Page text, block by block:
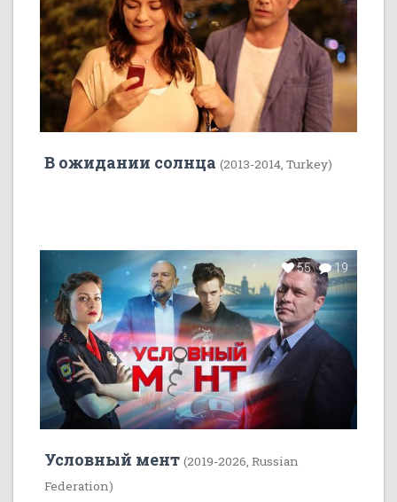
В ожидании солнца (2013-2014, Turkey)
55 19
Условный мент (2019-2026, Russian
Federation)